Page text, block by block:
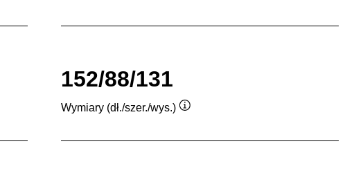
152/88/131
Wymiary (dł./szer./wys.)